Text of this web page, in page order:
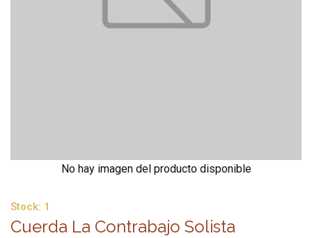
No hay imagen del producto disponible
Stock: 1
Cuerda La Contrabajo Solista